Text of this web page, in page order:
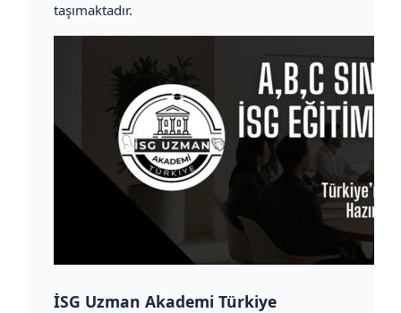
taşımaktadır.
İSG Uzman Akademi Türkiye